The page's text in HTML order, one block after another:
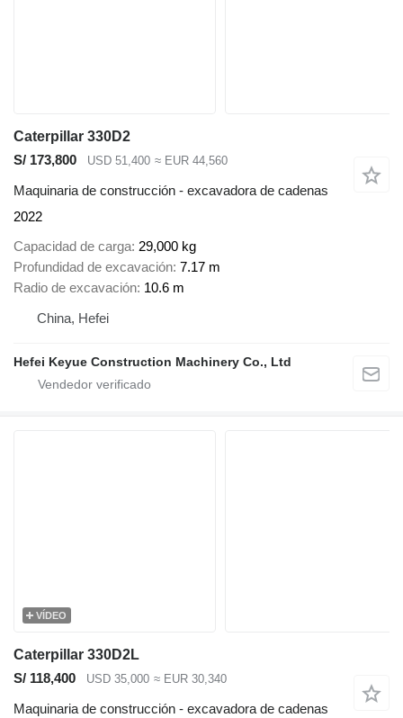
Caterpillar 330D2
S/ 173,800
USD 51,400 ≈ EUR 44,560
Maquinaria de construcción - excavadora de cadenas
2022
Capacidad de carga 29,000 kg
Profundidad de excavación 7.17 m
Radio de excavación 10.6 m
China, Hefei
Hefei Keyue Construction Machinery Co., Ltd
VÍDEO
Caterpillar 330D2L
S/ 118,400
USD 35,000 ≈ EUR 30,340
Maquinaria de construcción - excavadora de cadenas